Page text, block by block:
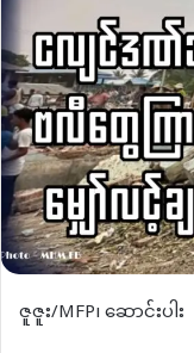
ဇူဇူး/MFP၊ ဆောင်းပါး